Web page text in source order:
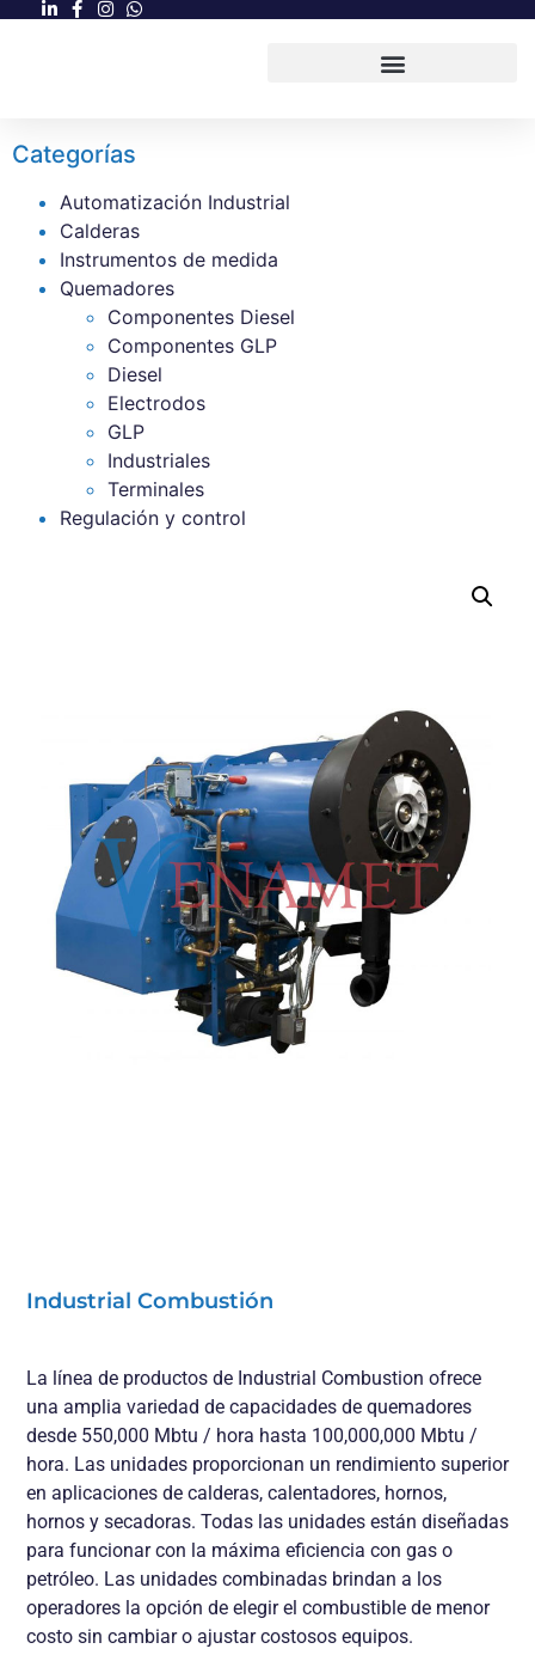
Categorías
Automatización Industrial
Calderas
Instrumentos de medida
Quemadores
Componentes Diesel
Componentes GLP
Diesel
Electrodos
GLP
Industriales
Terminales
Regulación y control
Industrial Combustión
La línea de productos de Industrial Combustion ofrece
una amplia variedad de capacidades de quemadores
desde 550,000 Mbtu / hora hasta 100,000,000 Mbtu /
hora. Las unidades proporcionan un rendimiento superior
en aplicaciones de calderas, calentadores, hornos,
hornos y secadoras. Todas las unidades están diseñadas
para funcionar con la máxima eficiencia con gas o
petróleo. Las unidades combinadas brindan a los
operadores la opción de elegir el combustible de menor
costo sin cambiar o ajustar costosos equipos.